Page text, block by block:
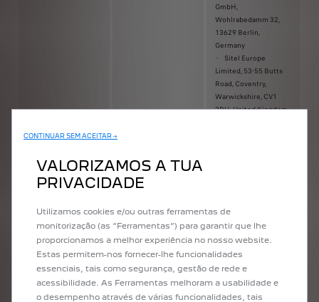
GmbH,
Wohlrabedamm 32,
13629 Berlin,
Germany
· Sitel Europe
Limited, 53-55 Butts
Road, Coventry,
Warwickshire, CV1
3BH, United Kingdom,
respective Standard
Contractual Clauses
(SCC’s). In order to
obtain a copy please
peugeot@mpsa.com
CONTINUAR SEM ACEITAR →
VALORIZAMOS A TUA
PRIVACIDADE
Utilizamos cookies e/ou outras ferramentas de
monitorização (as “Ferramentas”) para garantir que lhe
proporcionamos a melhor experiência no nosso website.
Estas permitem-nos fornecer-lhe funcionalidades
essenciais, tais como segurança, gestão de rede e
acessibilidade. As Ferramentas melhoram a usabilidade e
o desempenho através de várias funcionalidades, tais